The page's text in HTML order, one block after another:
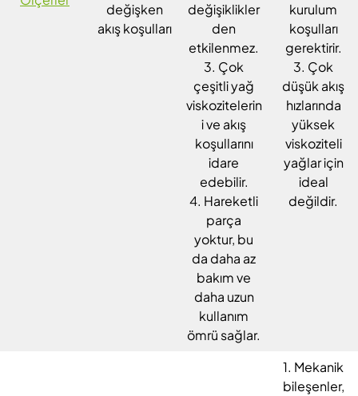
değişken
akış koşulları
değişiklikler
den
etkilenmez.
3. Çok
çeşitli yağ
viskozitelerin
i ve akış
koşullarını
idare
edebilir.
4. Hareketli
parça
yoktur, bu
da daha az
bakım ve
daha uzun
kullanım
ömrü sağlar.
kurulum
koşulları
gerektirir.
3. Çok
düşük akış
hızlarında
yüksek
viskoziteli
yağlar için
ideal
değildir.
1. Mekanik
bileşenler,